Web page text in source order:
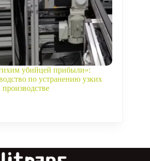
убийцей прибыли»:
по устранению узких